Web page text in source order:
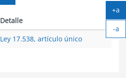
Detalle
Ley 17.538, artículo único
+a
-a